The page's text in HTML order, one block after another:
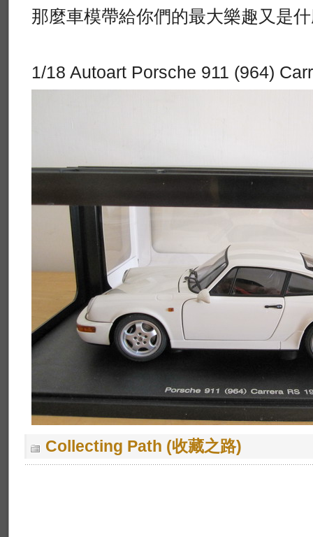
那麼車模帶給你們的最大樂趣又是
1/18 Autoart Porsche 911 (964)
Collecting Path (收藏之路)